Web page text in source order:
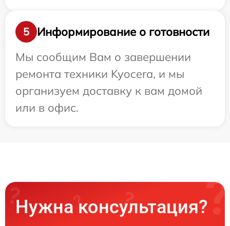
5
Информирование о готовности
Мы сообщим Вам о завершении
ремонта техники Kyocera, и мы
организуем доставку к вам домой
или в офис.
Нужна консультация?